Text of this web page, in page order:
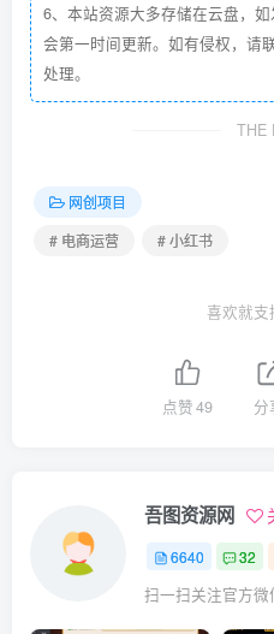
6、本站资源大多存储在云盘，
会第一时间更新。如有侵权，请
处理。
THE
网创项目
# 电商运营
# 小红书
喜欢就支
点赞49 分
吾图资源网
6640 32